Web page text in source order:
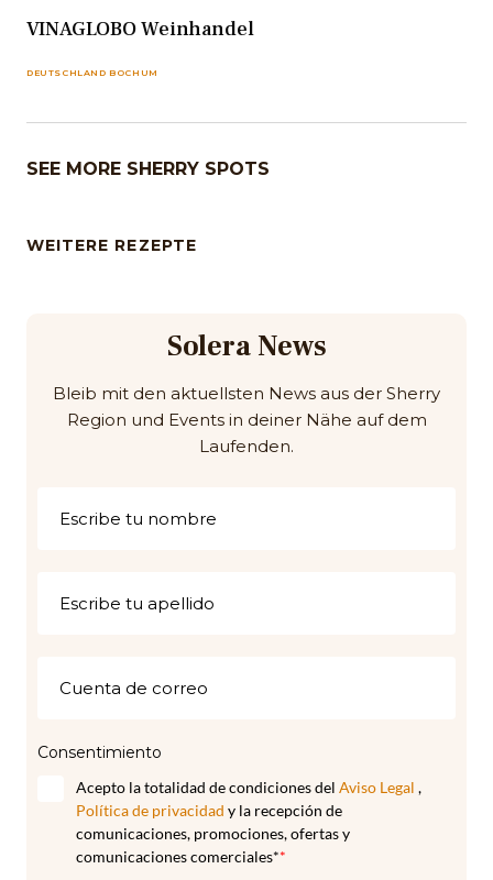
VINAGLOBO Weinhandel
DEUTSCHLAND BOCHUM
SEE MORE SHERRY SPOTS
WEITERE REZEPTE
Solera News
Bleib mit den aktuellsten News aus der Sherry
Region und Events in deiner Nähe auf dem
Laufenden.
Consentimiento
Acepto la totalidad de condiciones del Aviso Legal ,
Política de privacidad y la recepción de
comunicaciones, promociones, ofertas y
comunicaciones comerciales**